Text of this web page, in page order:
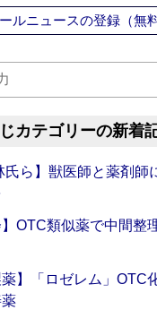
ルニュースの登録（無料
カテゴリーの新着
氏ら】獣医師と薬剤師
】OTC類似薬で中間整
薬】「ロゼレム」OTC